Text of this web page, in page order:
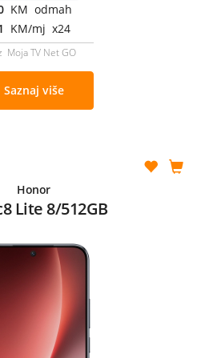
KM odmah
KM/mj x24
Moja TV Net GO
Saznaj više
Honor
Lite 8/512GB